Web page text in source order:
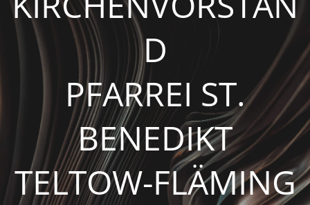
D
PFARREI ST.
BENEDIKT
TELTOW-FLÄMING